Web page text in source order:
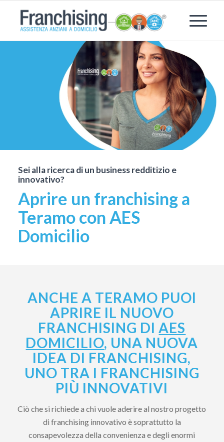
Sei alla ricerca di un business redditizio e
innovativo?
Aprire un franchising a
Teramo con AES
Domicilio
ANCHE A TERAMO PUOI
APRIRE IL NUOVO
FRANCHISING DIAES
DOMICILIO, UNA NUOVA
IDEA DI FRANCHISING,
UNO TRA I FRANCHISING
PIÙ INNOVATIVI
Ciò che si richiede a chi vuole aderire al nostro progetto
di franchising innovativo è soprattutto la
consapevolezza della convenienza e degli enormi